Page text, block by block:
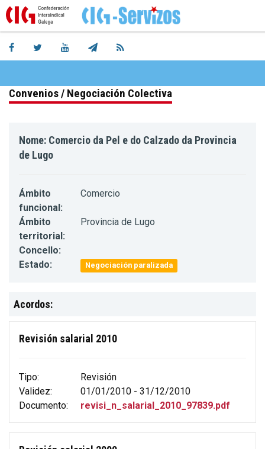
Convenios / Negociación Colectiva
Nome: Comercio da Pel e do Calzado da Provincia
de Lugo
Ámbito
funcional:
Comercio
Ámbito
territorial:
Provincia de Lugo
Concello:
Estado:
Negociación paralizada
Acordos:
Revisión salarial 2010
Tipo:
Revisión
Validez:
01/01/2010 - 31/12/2010
Documento:
revisi_n_salarial_2010_97839.pdf